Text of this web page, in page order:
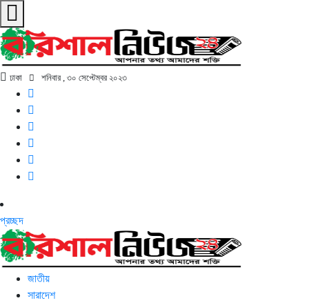
ঢাকা শনিবার , ৩০ সেপ্টেম্বর ২০২৩
প্রচ্ছদ
জাতীয়
সারাদেশ